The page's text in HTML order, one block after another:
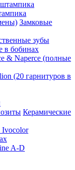
Замковые
зубы
бобинах
& Naperce (полные
(20 гарнитуров в
Керамические
Ivocolor
A-D